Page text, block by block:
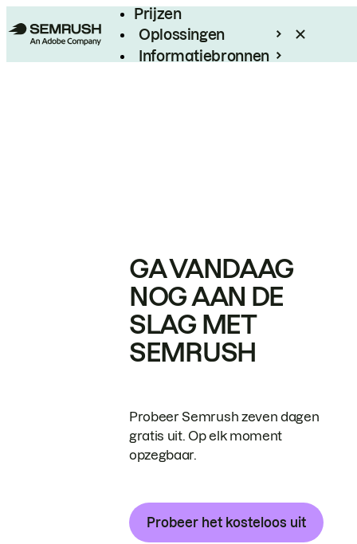
Prijzen
Oplossingen
Informatiebronnen
GA VANDAAG
NOG AAN DE
SLAG MET
SEMRUSH
Probeer Semrush zeven dagen
gratis uit. Op elk moment
opzegbaar.
Probeer het kosteloos uit